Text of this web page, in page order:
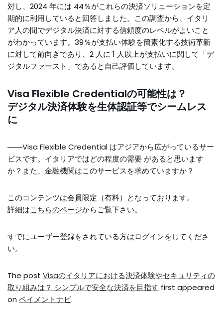
対し、2024 年には 44％がこれらの決済ソリューションを定
期的に利用していると回答しました。この調査から、イタリ
ア人の間でデジタル決済に対する信頼度のレベルがよいこと
がわかっています。39％が支払い体験を簡素化する技術革新
に対して前向きであり、2 人に 1 人以上が支払いに関して「デ
ジタルファースト」であると自己評価しています。
Visa Flexible Credentialの可能性は？
デジタル決済体験を生体認証等でシームレス
に
――Visa Flexible Credential はアジアから広がっているサー
ビスです。イタリアではどの程度の需要 があると思います
か？また、金融機関はこのサービスを求めていますか？
このコンテンツは会員限定（有料）となっております。
詳細はこちらのページからご覧下さい。
すでにユーザー登録をされている方はログインをしてくださ
い。
The post Visaのイタリアにおける決済体験やセキュリティの
取り組みは？ シンプルで安全な決済を目指す first appeared
on ペイメントナビ.